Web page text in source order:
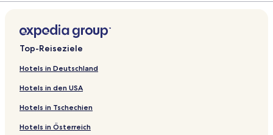
Top-Reiseziele
Hotels in Deutschland
Hotels in den USA
Hotels in Tschechien
Hotels in Österreich